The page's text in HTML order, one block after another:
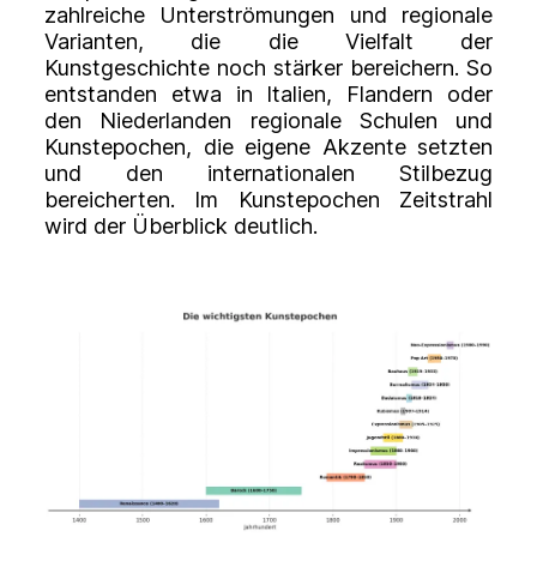
zahlreiche Unterströmungen und regionale
Varianten, die die Vielfalt der
Kunstgeschichte noch stärker bereichern. So
entstanden etwa in Italien, Flandern oder
den Niederlanden regionale Schulen und
Kunstepochen, die eigene Akzente setzten
und den internationalen Stilbezug
bereicherten. Im Kunstepochen Zeitstrahl
wird der Überblick deutlich.